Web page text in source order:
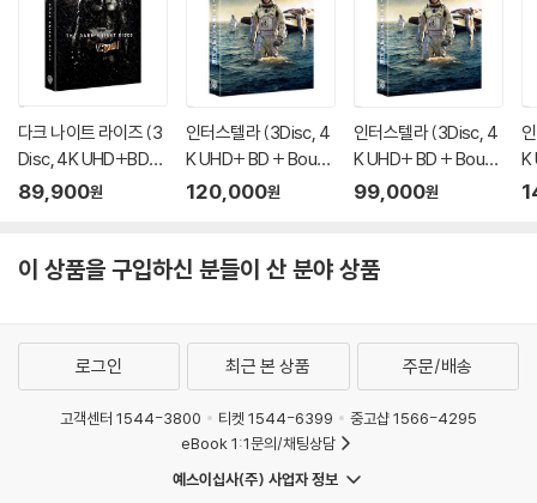
다크 나이트 라이즈 (3
Disc, 4K UHD+BD
+보너스BD 풀슬립 스
89,900원
인터스텔라 (3Disc, 4
K UHD+ BD + Bouns
BD 렌티큘러 풀슬립 B
120,000원
인터스텔라 (3Disc, 4
K UHD+ BD + Bouns
BD 렌티큘러 풀슬립 B
99,000원
K
이 상품을 구입하신 분들이 산 분야 상품
로그인 최근 본 상품 주문/배송
고객센터 1544-3800 티켓 1544-6399
중고샵 1566-4295
eBook 1:1문의/채팅상담
예스이십사(주) 사업자 정보